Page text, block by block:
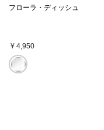
フローラ・ディッシュ
¥ 4,950